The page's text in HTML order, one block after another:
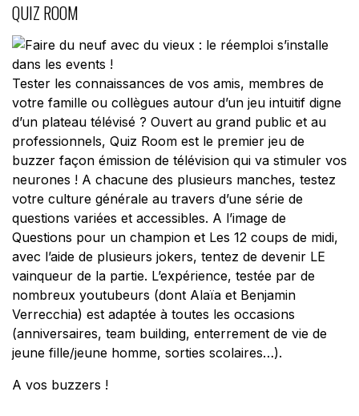
QUIZ ROOM
Tester les connaissances de vos amis, membres de
votre famille ou collègues autour d’un jeu intuitif digne
d’un plateau télévisé ? Ouvert au grand public et au
professionnels, Quiz Room est le premier jeu de
buzzer façon émission de télévision qui va stimuler vos
neurones ! A chacune des plusieurs manches, testez
votre culture générale au travers d’une série de
questions variées et accessibles. A l’image de
Questions pour un champion et Les 12 coups de midi,
avec l’aide de plusieurs jokers, tentez de devenir LE
vainqueur de la partie. L’expérience, testée par de
nombreux youtubeurs (dont Alaïa et Benjamin
Verrecchia) est adaptée à toutes les occasions
(anniversaires, team building, enterrement de vie de
jeune fille/jeune homme, sorties scolaires…).
A vos buzzers !